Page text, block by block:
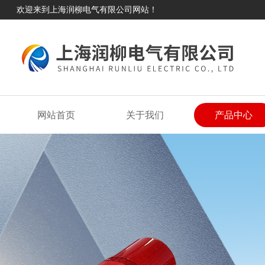
欢迎来到上海润柳电气有限公司网站！
网站首页 关于我们 产品中心